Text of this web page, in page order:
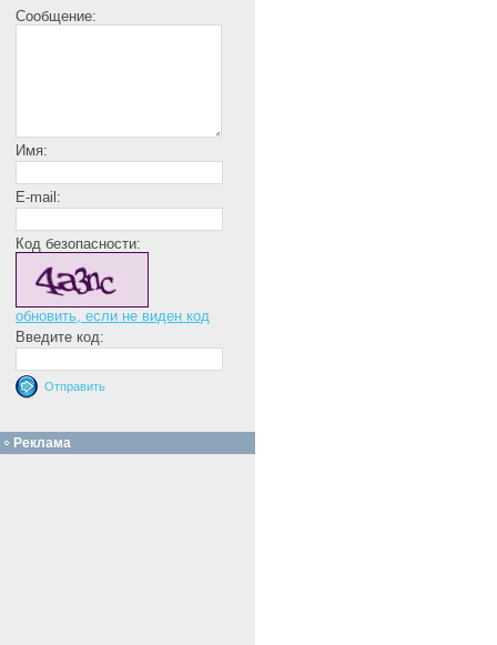
Сообщение:
Имя:
E-mail:
Код безопасности:
обновить, если не виден код
Введите код:
Реклама